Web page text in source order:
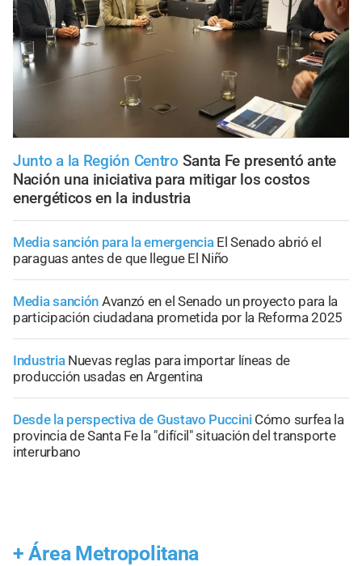
Junto a la Región Centro Santa Fe presentó ante
Nación una iniciativa para mitigar los costos
energéticos en la industria
Media sanción para la emergencia El Senado abrió el
paraguas antes de que llegue El Niño
Media sanción Avanzó en el Senado un proyecto para la
participación ciudadana prometida por la Reforma 2025
Industria Nuevas reglas para importar líneas de
producción usadas en Argentina
Desde la perspectiva de Gustavo Puccini Cómo surfea la
provincia de Santa Fe la "difícil" situación del transporte
interurbano
+ Área Metropolitana